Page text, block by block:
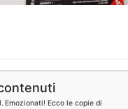
Emozionati! Ecco le copie di